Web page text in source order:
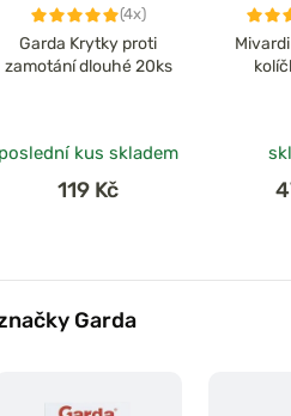
(4x)
Garda Krytky proti
zamotání dlouhé 20ks
poslední kus skladem
119 Kč
Garda